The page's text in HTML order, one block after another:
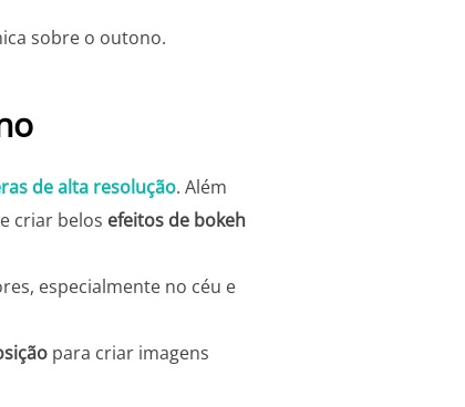
sobre o outono.
de alta resolução. Além
criar belos efeitos de bokeh
especialmente no céu e
para criar imagens